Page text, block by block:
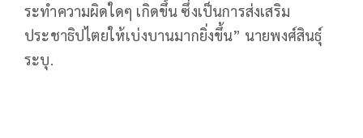
ระทำความผิดใดๆ เกิดขึ้น ซึ่งเป็นการส่งเสริม
ประชาธิปไตยให้เบ่งบานมากยิ่งขึ้น” นายพงศ์สินธุ์
ระบุ.